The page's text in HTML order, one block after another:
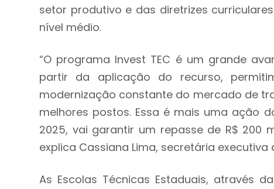
setor produtivo e das diretrizes
nível médio.
“O programa Invest TEC é um grande
partir da aplicação do recurso,
modernização constante do mercado de
melhores postos. Essa é mais uma ação
2025, vai garantir um repasse de R$ 200
explica Cassiana Lima, secretária
As Escolas Técnicas Estaduais, através